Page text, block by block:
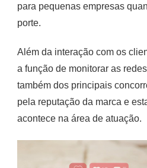
para pequenas empresas
porte.
Além da interação com os
a função de monitorar as
também dos principais
pela reputação da marca e
acontece na área de atuação.